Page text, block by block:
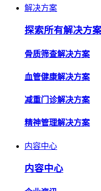
解决方案
探索所有解决方
骨质筛查解决方案
血管健康解决方案
减重门诊解决方案
精神管理解决方案
内容中心
内容中心